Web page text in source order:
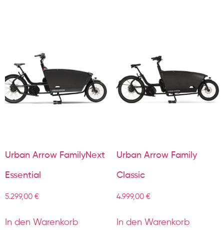
Urban Arrow FamilyNext
Essential
5.299,00 €
In den Warenkorb
Urban Arrow Family
Classic
4.999,00 €
In den Warenkorb